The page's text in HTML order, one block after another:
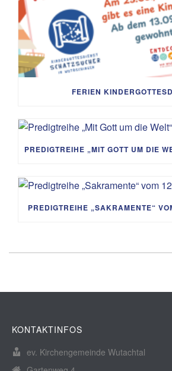
FERIEN
PREDIGTREIHE „SAKRAMENTE“
KONTAKTINFOS
ev. Kirchengemeinde Wutachtal